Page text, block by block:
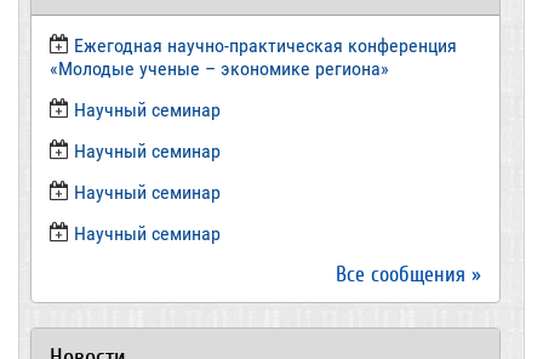
Ежегодная научно-практическая конференция
«Молодые ученые – экономике региона»
​Научный семинар
​Научный семинар
Научный семинар
​Научный семинар
Все сообщения »